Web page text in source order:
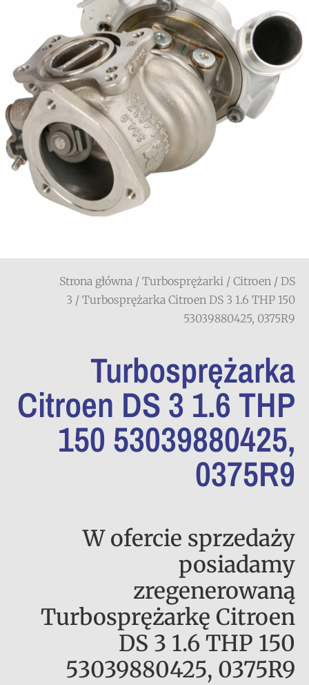
Strona główna / Turbosprężarki / Citroen / DS
3 / Turbosprężarka Citroen DS 3 1.6 THP 150
53039880425, 0375R9
Turbosprężarka
Citroen DS 3 1.6 THP
150 53039880425,
0375R9
W ofercie sprzedaży
posiadamy
zregenerowaną
Turbosprężarkę Citroen
DS 3 1.6 THP 150
53039880425, 0375R9